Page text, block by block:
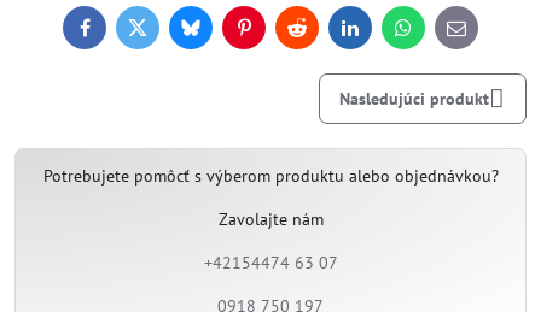
FacebookTwitterBlueskyPinterestReddit LinkedInWhatsApp
E-
mail
Nasledujúci produkt
Potrebujete pomôcť s výberom produktu alebo objednávkou?
Zavolajte nám
+42154474 63 07
0918 750 197